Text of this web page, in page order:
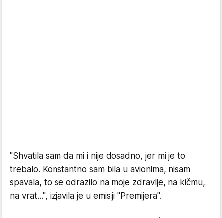
"Shvatila sam da mi i nije dosadno, jer mi je to
trebalo. Konstantno sam bila u avionima, nisam
spavala, to se odrazilo na moje zdravlje, na kičmu,
na vrat...", izjavila je u emisiji "Premijera".